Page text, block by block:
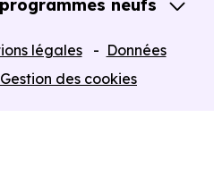
neufs
Dispositif Jeanbrun
légales
Données
Gestion des cookies